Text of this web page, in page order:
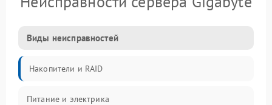
Виды неисправностей
Накопители и RAID
Питание и электрика